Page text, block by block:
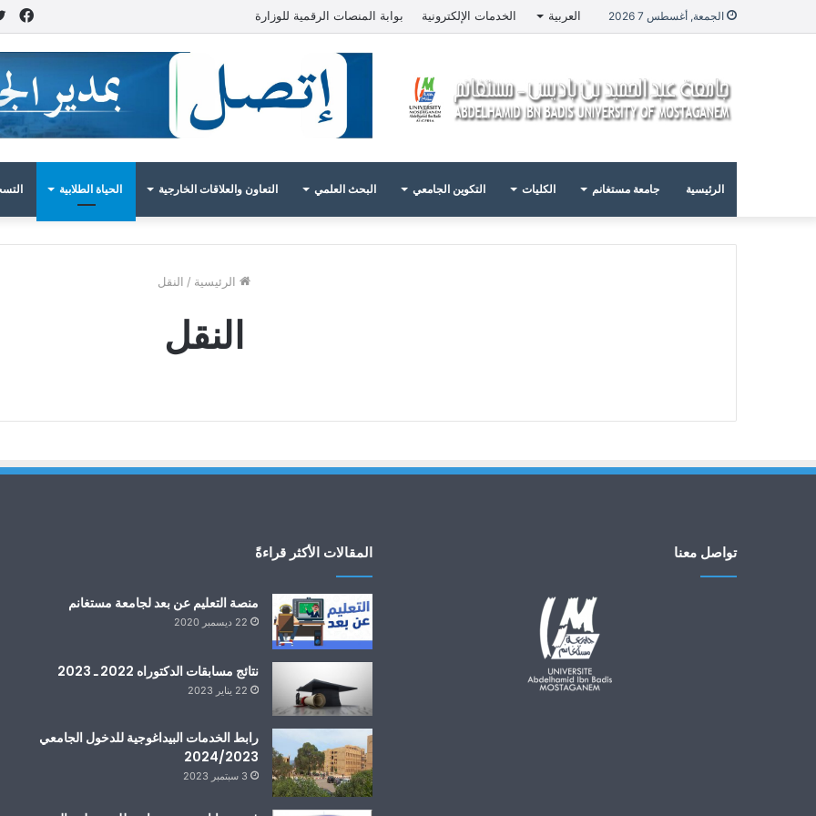
الجمعة, أغسطس 7 2026 العربية الخدمات الإلكترونية بوابة المنصات الرقمية للوزارة
الرئيسية جامعة مستغانم الكليات التكوين الجامعي البحث العلمي التعاون والعلاقات الخارجية الحياة الطلابية
الرئيسية / النقل
النقل
تواصل معنا المقالات الأكثر قراءةً
منصة التعليم عن بعد لجامعة مستغانم
22 ديسمبر 2020
نتائج مسابقات الدكتوراه 2022 ـ 2023
22 يناير 2023
رابط الخدمات البيداغوجية للدخول الجامعي
2024/2023
3 سبتمبر 2023